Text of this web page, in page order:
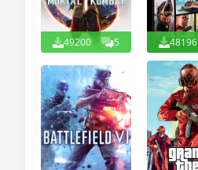
49200 5 48196